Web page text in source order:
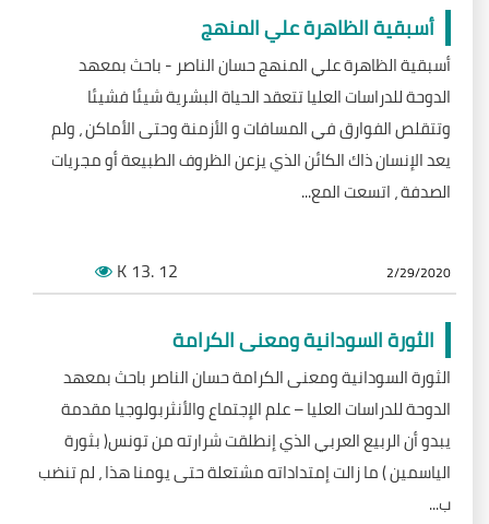
أسبقية الظاهرة علي المنهج
أسبقية الظاهرة علي المنهج حسان الناصر - باحث بمعهد
الدوحة للدراسات العليا تتعقد الحياة البشرية شيئا فشيئا
وتتقلص الفوارق في المسافات و الأزمنة وحتى الأماكن ، ولم
يعد الإنسان ذاك الكائن الذي يزعن الظروف الطبيعة أو مجريات
الصدفة ، اتسعت المع...
2/29/2020
12
.13
الثورة السودانية ومعنى الكرامة
الثورة السودانية ومعنى الكرامة حسان الناصر باحث بمعهد
الدوحة للدراسات العليا – علم الإجتماع والأنثربولوجيا مقدمة
يبدو أن الربيع العربي الذي إنطلقت شرارته من تونس( بثورة
الياسمين ) ما زالت إمتداداته مشتعلة حتى يومنا هذا ، لم تنضب
ب...